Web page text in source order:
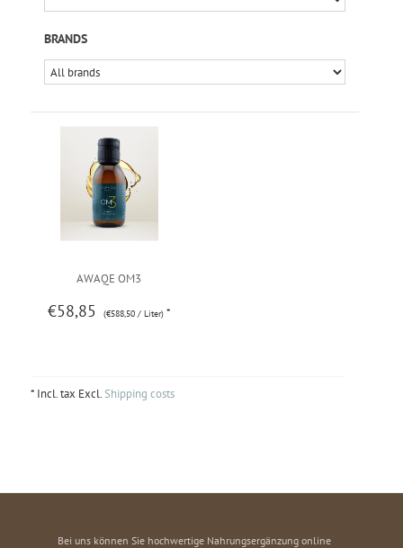
BRANDS
AWAQE OM3
€58,85 (€588,50 / Liter) *
* Incl. tax Excl.Shipping costs
Bei uns können Sie hochwertige Nahrungsergänzung online